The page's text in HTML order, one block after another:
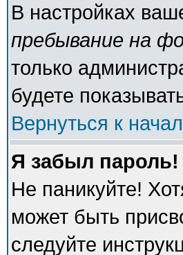
В настройках
пребывание на
только
будете
Вернуться к
Я забыл пароль!
Не паникуйте!
может быть
следуйте